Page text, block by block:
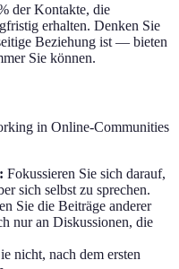
der Kontakte, die
erhalten. Denken Sie
Beziehung ist — bieten
Sie können.
in Online-Communities
Fokussieren Sie sich darauf,
sich selbst zu sprechen.
Sie die Beiträge anderer
nur an Diskussionen, die
nicht, nach dem ersten